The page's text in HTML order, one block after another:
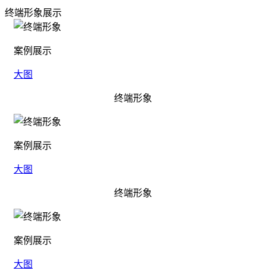
终端形象展示
案例展示
大图
终端形象
案例展示
大图
终端形象
案例展示
大图